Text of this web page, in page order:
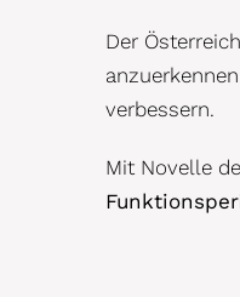
Der
verbessern.
Mit Novelle